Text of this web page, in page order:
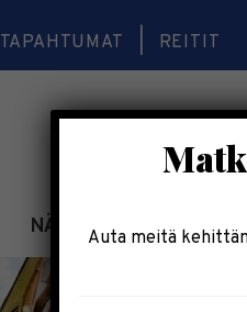
TAPAHTUMAT REITIT
NÄE & KOE TEE &
Auta meitä